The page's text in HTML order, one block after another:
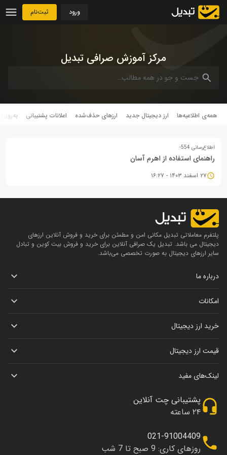
پرش به محتوا
ورود ثبت‌نام
مرکز آموزش صرافی تبدیل
همه‌ی اطلاعیه‌ها ارز دیجیتال جدید ارزهای حذف‌شده اعلانات پشتیبانی
اطلاع‌رسانی 554-
راهنمای استفاده از اهرم آسان
۲۷ اسفند ۱۴۰۳ - ۱۶:۲۷
پلتفرم معاملاتی تبدیل مکانی امن و مطمئن برای خرید و فروش آنلاین ارز‌های
دیجیتال می باشد. تبدیل یک صرافی آنلاین برای خرید و فروش بیت کوین و تبادل
سایر ارزهای دیجیتال به صورت تخصصی می‌باشد.
درباره ما
امکانات
خرید ارز دیجیتال
قیمت ارز دیجیتال
لینک‌های مفید
پشتیبانی چت آنلاین
۲۴ ساعته
021-91004409
روزهای کاری: 9 صبح تا 7 شب